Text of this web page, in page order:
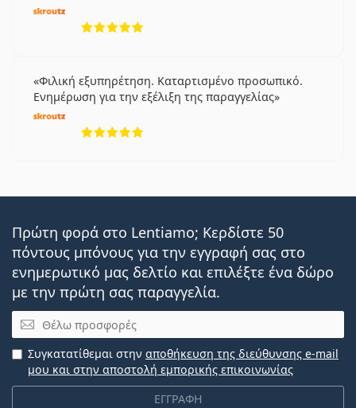
Φιλική εξυπηρέτηση. Καταρτισμένο προσωπικό.
Ενημέρωση για την εξέλιξη της παραγγελίας
Πρώτη φορά στο Lentiamo; Κερδίστε 50
πόντους μπόνους για την εγγραφή σας στο
ενημερωτικό μας δελτίο και επιλέξτε ένα δώρο
με την πρώτη σας παραγγελία.
Email
ΕΓΓΡΑΦΗ
Συγκατατίθεμαι στην αποθήκευση της διεύθυνσης e-mail
μου και στην αποστολή εμπορικής επικοινωνίας